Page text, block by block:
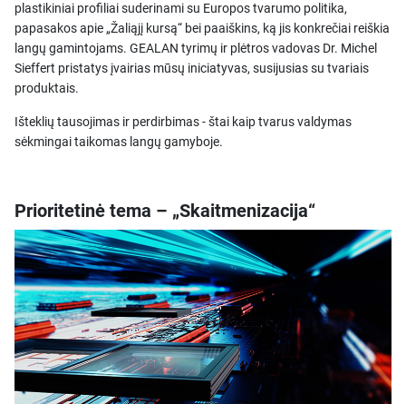
plastikiniai profiliai suderinami su Europos tvarumo politika,
papasakos apie „Žaliąjį kursą“ bei paaiškins, ką jis konkrečiai reiškia
langų gamintojams. GEALAN tyrimų ir plėtros vadovas Dr. Michel
Sieffert pristatys įvairias mūsų iniciatyvas, susijusias su tvariais
produktais.
Išteklių tausojimas ir perdirbimas - štai kaip tvarus valdymas
sėkmingai taikomas langų gamyboje.
Prioritetinė tema – „Skaitmenizacija“